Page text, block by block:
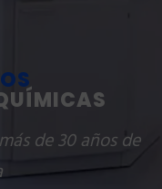
de 30 años de